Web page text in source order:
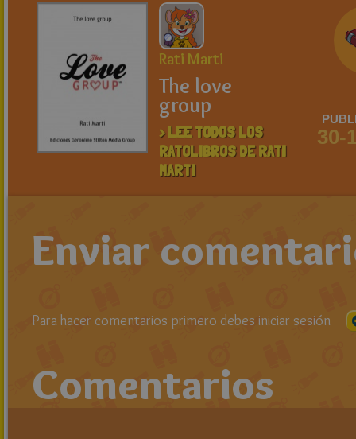
Rati Marti
The love
group
> LEE TODOS LOS
RATOLIBROS DE RATI
MARTI
30-
Enviar
Para hacer comentarios primero debes iniciar sesión
Comentarios